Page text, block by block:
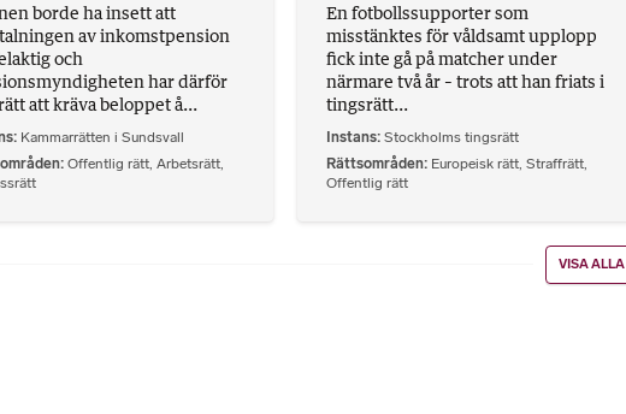
borde ha insett att
av inkomstpension
och
har därför
att kräva beloppet å...
Kammarrätten i Sundsvall
Offentlig rätt, Arbetsrätt,
En fotbollssupporter som
misstänktes för våldsamt upplopp
fick inte gå på matcher under
närmare två år – trots att han friats i
tingsrätt...
Instans Stockholms tingsrätt
Rättsområden Europeisk rätt Straffrätt
Offentlig rätt
VISA ALLA